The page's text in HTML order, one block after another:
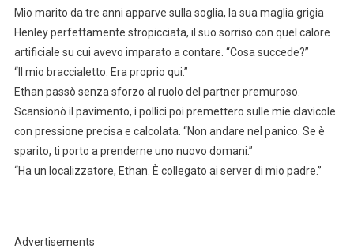
Mio marito da tre anni apparve sulla soglia, la sua maglia grigia
Henley perfettamente stropicciata, il suo sorriso con quel calore
artificiale su cui avevo imparato a contare. “Cosa succede?”
“Il mio braccialetto. Era proprio qui.”
Ethan passò senza sforzo al ruolo del partner premuroso.
Scansionò il pavimento, i pollici poi premettero sulle mie clavicole
con pressione precisa e calcolata. “Non andare nel panico. Se è
sparito, ti porto a prenderne uno nuovo domani.”
“Ha un localizzatore, Ethan. È collegato ai server di mio padre.”
Advertisements